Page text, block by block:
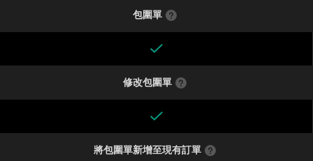
包圍單
修改包圍單
將包圍單新增至現有訂單